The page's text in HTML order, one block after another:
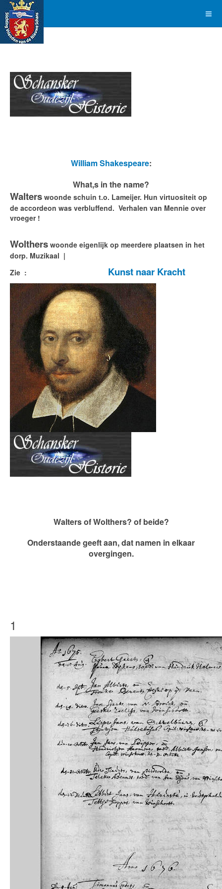
William Shakespeare:
What,s in the name?
Walters woonde schuin t.o. Lameijer. Hun virtuositeit op
de accordeon was verbluffend. Verhalen van Mennie over
vroeger !
Wolthers woonde eigenlijk op meerdere plaatsen in het
dorp. Muzikaal |
Zie : Kunst naar Kracht
Walters of Wolthers? of beide?
Onderstaande geeft aan, dat namen in elkaar
overgingen.
1